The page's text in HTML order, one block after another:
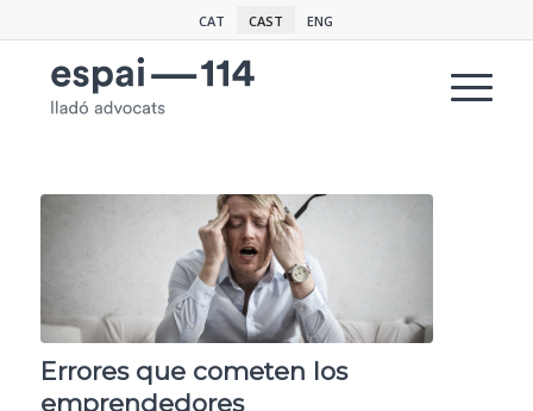
CAT CAST ENG
Errores que cometen los
emprendedores